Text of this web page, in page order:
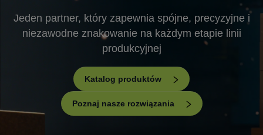
Jeden partner, który zapewnia spójne, precyzyjne i
niezawodne znakowanie na każdym etapie linii
produkcyjnej
Katalog produktów
Poznaj nasze rozwiązania